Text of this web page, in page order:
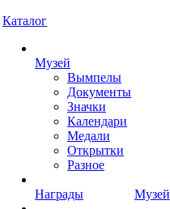
Каталог
Музей
Вымпелы
Документы
Значки
Календари
Медали
Открытки
Разное
Награды Музей